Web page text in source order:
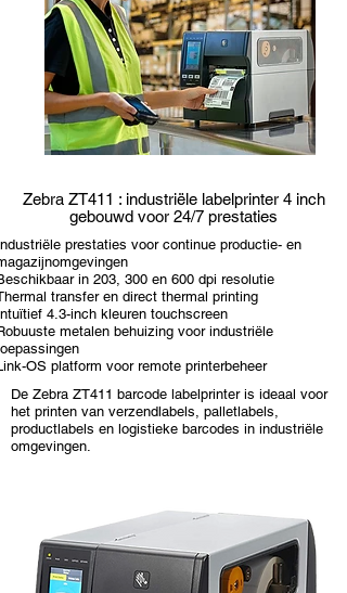
Zebra ZT411 : industriële labelprinter 4 inch
gebouwd voor 24/7 prestaties
prestaties voor continue productie- en
in 203, 300 en 600 dpi resolutie
transfer en direct thermal printing
4.3-inch kleuren touchscreen
metalen behuizing voor industriële
OS platform voor remote printerbeheer
De Zebra ZT411 barcode labelprinter is ideaal voor
het printen van verzendlabels, palletlabels,
productlabels en logistieke barcodes in industriële
omgevingen.